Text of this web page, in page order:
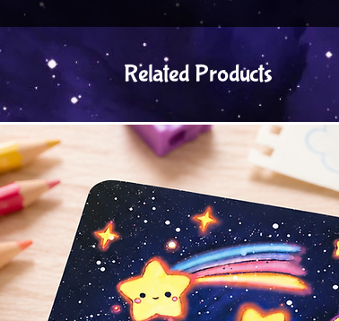
Related Products